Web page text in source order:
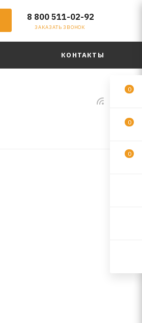
8 800 511-02-92
ЗАКАЗАТЬ ЗВОНОК
КОНТАКТЫ
0
0
0